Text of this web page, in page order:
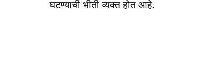
घटण्याची भीती व्यक्त होत आहे.